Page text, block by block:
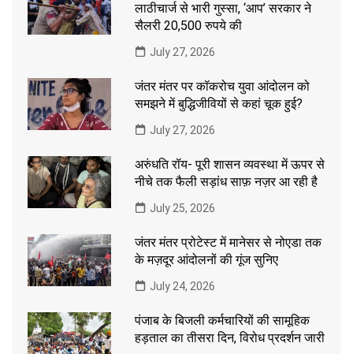
लाठीचार्ज से भारी गुस्सा, ‘आप’ सरकार ने
सैलरी 20,500 रुपये की
July 27, 2026
जंतर मंतर पर कॉकरोच युवा आंदोलन को
समझने में बुद्धिजीवियों से कहां चूक हुई?
July 27, 2026
अरुंधति रॉय- पूरी शासन व्यवस्था में ऊपर से
नीचे तक फैली सड़ांध साफ़ नज़र आ रही है
July 25, 2026
जंतर मंतर प्रोटेस्ट में मानेसर से नोएडा तक
के मज़दूर आंदोलनों की गूंज सुनिए
July 24, 2026
पंजाब के बिजली कर्मचारियों की सामूहिक
हड़ताल का तीसरा दिन, विरोध प्रदर्शन जारी